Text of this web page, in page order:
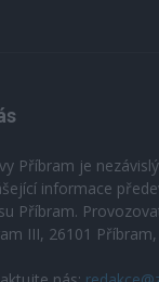
Příbram je
informace
Příbram.
III, 26101 Příbram,